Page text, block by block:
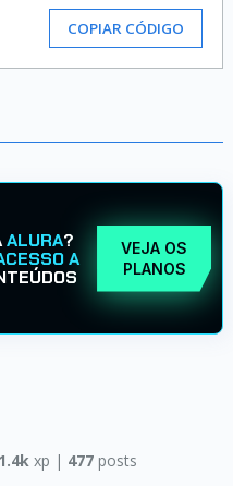
COPIAR CÓDIGO
ALURA?
A
VEJA OS
PLANOS
xp | 477posts